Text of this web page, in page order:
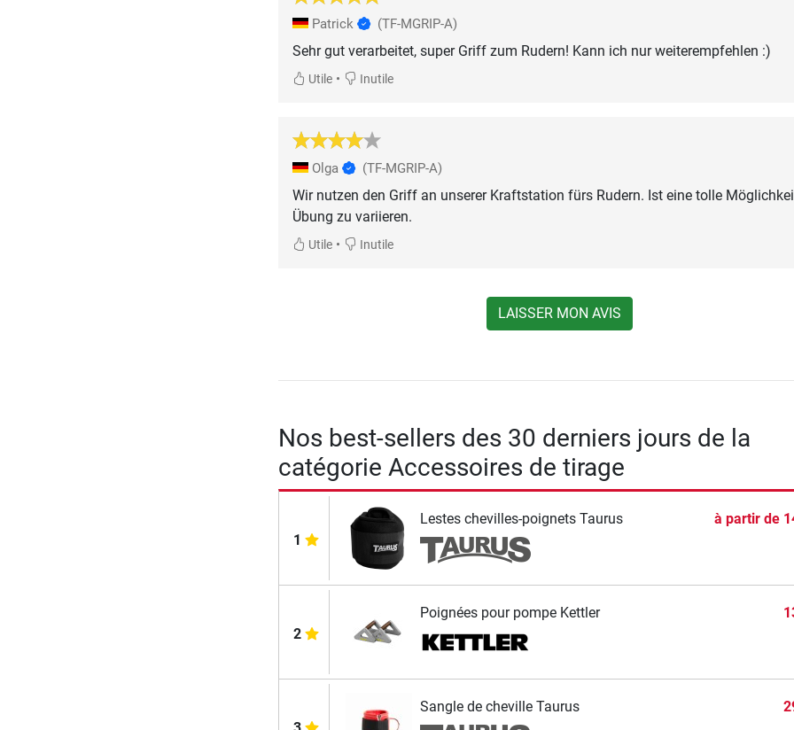
Patrick (TF-MGRIP-A)
Sehr gut verarbeitet, super Griff zum Rudern! Kann ich nur weiterempfehlen :)
Utile• Inutile
Olga (TF-MGRIP-A)
Wir nutzen den Griff an unserer Kraftstation fürs Rudern. Ist eine tolle
Übung zu variieren.
Utile• Inutile
LAISSER MON AVIS
Nos best-sellers des 30 derniers jours de la
catégorie Accessoires de tirage
1
Lestes chevilles-poignets Taurus à partir de
2
Poignées pour pompe Kettler
Sangle de cheville Taurus